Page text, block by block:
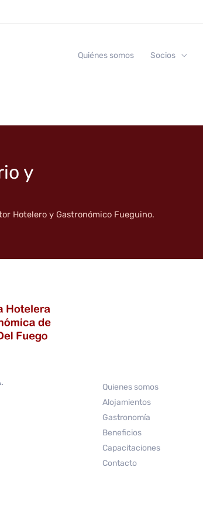
Quiénes somos Socios
y
Hotelero y Gastronómico Fueguino.
Quienes somos
Alojamientos
Gastronomía
Beneficios
Capacitaciones
Contacto